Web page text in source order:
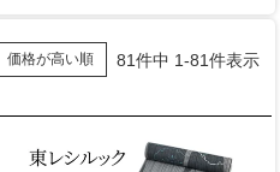
価格が高い順 81件中 1-81件表示